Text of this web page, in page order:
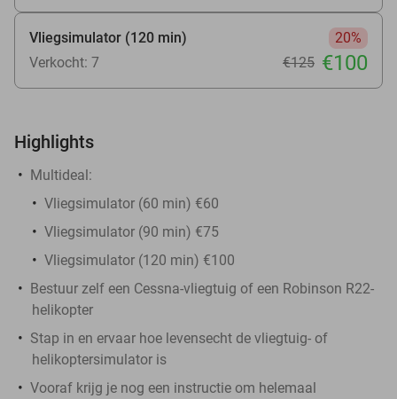
Vliegsimulator (120 min)
20%
Verkocht: 7
€125 €100
Highlights
Multideal:
Vliegsimulator (60 min) €60
Vliegsimulator (90 min) €75
Vliegsimulator (120 min) €100
Bestuur zelf een Cessna-vliegtuig of een Robinson R22-
helikopter
Stap in en ervaar hoe levensecht de vliegtuig- of
helikoptersimulator is
Vooraf krijg je nog een instructie om helemaal